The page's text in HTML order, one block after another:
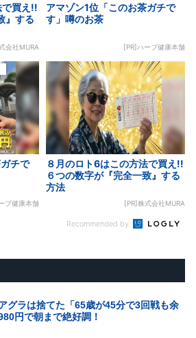
で買え!!
』する
会社MURA
アマゾン1位「このお茶ガチで
す」噂のお茶
[PR]ハーブ健康本舗
チで
ブ健康本舗
８月のロト6はこの方法で買え!!
６つの数字が『完全一致』する
方法
[PR]株式会社MURA
Recommended by
グラは捨てた「65歳が45分で3回戦も余
円で朝まで絶好調！